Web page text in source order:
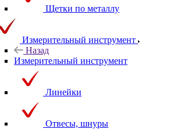
Щетки по металлу
Измерительный инструмент
Назад
Измерительный инструмент
Линейки
Отвесы, шнуры